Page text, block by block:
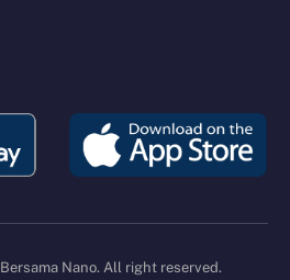
Nano. All right reserved.